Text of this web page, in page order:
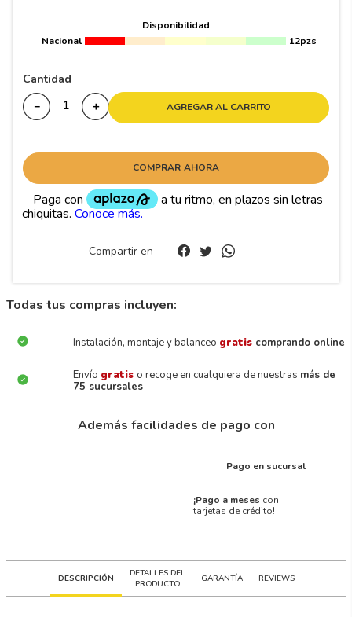
Disponibilidad
Nacional
12pzs
Cantidad
＋
－ AGREGAR AL CARRITO
COMPRAR AHORA
Compartir en
Todas tus compras incluyen:
Instalación, montaje y balanceo gratis comprando online
Envío gratis o recoge en cualquiera de nuestras más de
75 sucursales
Además facilidades de pago con
Pago en sucursal
¡Pago a meses con
tarjetas de crédito!
DESCRIPCIÓN
DETALLES DEL
PRODUCTO
GARANTÍA REVIEWS